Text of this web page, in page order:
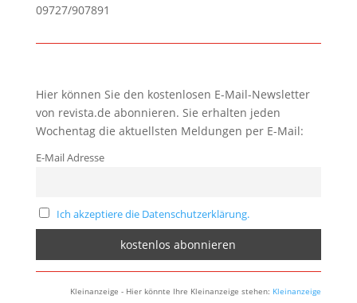
09727/907891
Hier können Sie den kostenlosen E-Mail-Newsletter
von revista.de abonnieren. Sie erhalten jeden
Wochentag die aktuellsten Meldungen per E-Mail:
E-Mail Adresse
Ich akzeptiere die Datenschutzerklärung.
Kleinanzeige - Hier könnte Ihre Kleinanzeige stehen: Kleinanzeige